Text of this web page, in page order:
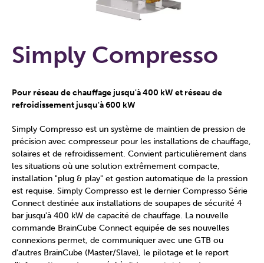
Simply Compresso
Pour réseau de chauffage jusqu'à 400 kW et réseau de
refroidissement jusqu'à 600 kW
Simply Compresso est un système de maintien de pression de
précision avec compresseur pour les installations de chauffage,
solaires et de refroidissement. Convient particulièrement dans
les situations où une solution extrêmement compacte,
installation "plug & play" et gestion automatique de la pression
est requise. Simply Compresso est le dernier Compresso Série
Connect destinée aux installations de soupapes de sécurité 4
bar jusqu'à 400 kW de capacité de chauffage. La nouvelle
commande BrainCube Connect equipée de ses nouvelles
connexions permet, de communiquer avec une GTB ou
d'autres BrainCube (Master/Slave), le pilotage et le report